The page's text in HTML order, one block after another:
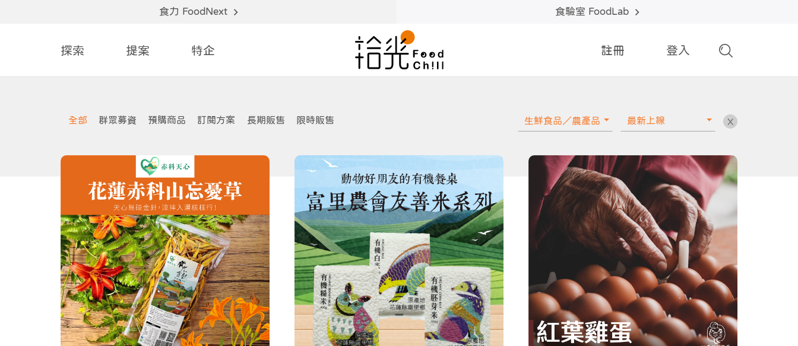
食力 FoodNext 食驗室 FoodLab
探索 提案 特企 註冊 登入
全部 群眾募資 預購商品 訂閱方案 長期販售 限時販售 生鮮食品／農產品 最新上線 X